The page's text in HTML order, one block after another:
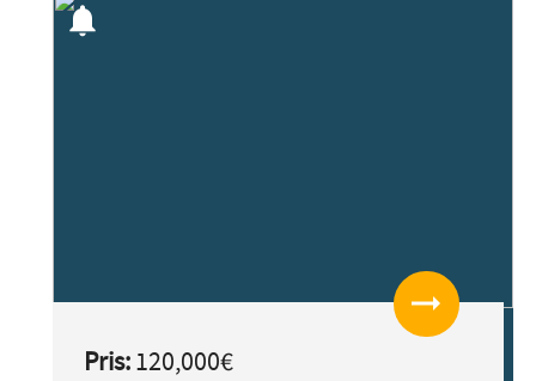
notifications
arrow_right_alt
Pris:120,000€